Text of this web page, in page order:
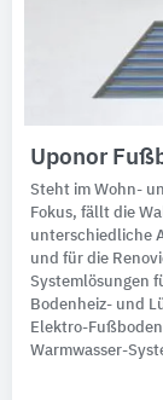
Uponor
Steht im Wohn-
Fokus, fällt die
unterschiedliche
und für die
Systemlösungen
Bodenheiz- und
Elektro-
Warmwasser-